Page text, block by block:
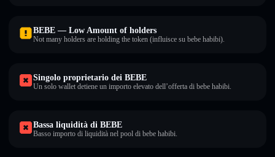
BEBE — Low Amount of holders
Not many holders are holding the token (influisce su bebe habibi).
Singolo proprietario dei BEBE
Un solo wallet detiene un importo elevato dell’offerta di bebe habibi.
Bassa liquidità di BEBE
Basso importo di liquidità nel pool di bebe habibi.